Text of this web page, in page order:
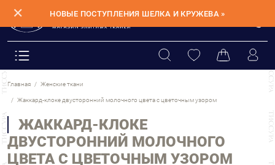
✕ НОВЫЕ ПОСТУПЛЕНИЯ ШЕЛКА И КРУЖЕВА »
Главная Женские ткани
Жаккард-клоке двусторонний молочного цвета с цветочным узором
ЖАККАРД-КЛОКЕ
ДВУСТОРОННИЙ МОЛОЧНОГО
ЦВЕТА С ЦВЕТОЧНЫМ УЗОРОМ